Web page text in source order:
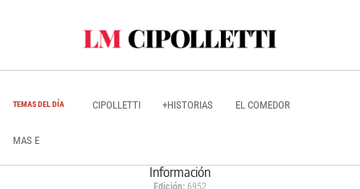
TEMAS DEL DÍA CIPOLLETTI +HISTORIAS EL COMEDOR
MAS E
Información
Edición: 6952